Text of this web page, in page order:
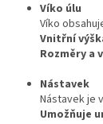
Víko úlu
Víko
Vnitřní
Rozměry a
Nástavek
Nástavek je
Umožňuje